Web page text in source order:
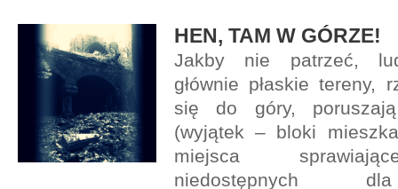
HEN, TAM W GÓRZE!
Jakby nie patrzeć,
głównie płaskie tereny,
się do góry,
(wyjątek – bloki
miejsca
niedostępnych